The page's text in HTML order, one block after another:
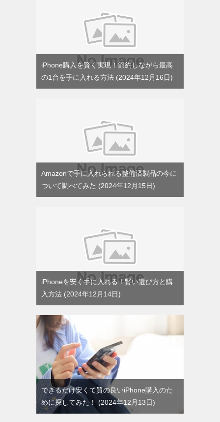
iPhone購入を賢く実現！節約しながら最高
の1台を手に入れる方法
2024年12月16日
Amazonで手に入れられる整備済製品の今に
ついて調べてみた
2024年12月15日
iPhoneを安く手に入れる！賢い選び方と購
入方法
2024年12月14日
できるだけ安くて質の良いiPhone購入のた
めに探してみた！
2024年12月13日